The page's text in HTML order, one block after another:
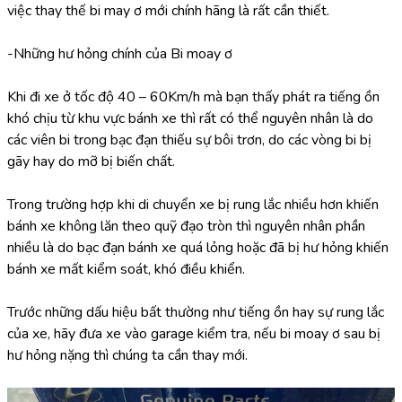
việc thay thế bi may ơ mới chính hãng là rất cần thiết.
-Những hư hỏng chính của Bi moay ơ
Khi đi xe ở tốc độ 40 – 60Km/h mà bạn thấy phát ra tiếng ồn
khó chịu từ khu vực bánh xe thì rất có thể nguyên nhân là do
các viên bi trong bạc đạn thiếu sự bôi trơn, do các vòng bi bị
gãy hay do mỡ bị biến chất.
Trong trường hợp khi di chuyển xe bị rung lắc nhiều hơn khiến
bánh xe không lăn theo quỹ đạo tròn thì nguyên nhân phần
nhiều là do bạc đạn bánh xe quá lỏng hoặc đã bị hư hỏng khiến
bánh xe mất kiểm soát, khó điều khiển.
Trước những dấu hiệu bất thường như tiếng ồn hay sự rung lắc
của xe, hãy đưa xe vào garage kiểm tra, nếu bi moay ơ sau bị
hư hỏng nặng thì chúng ta cần thay mới.